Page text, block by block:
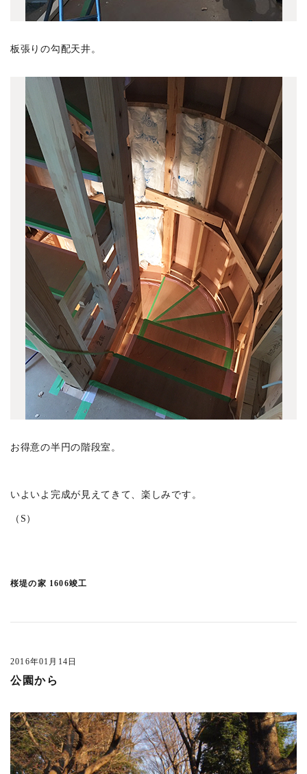
2017年の記事 (55)
2015年の記事 (46)
2013年の記事 (28)
2012年の記事 (27)
2011年の記事 (52)
2010年の記事 (44)
2009年の記事 (36)
板張りの勾配天井。
お得意の半円の階段室。
いよいよ完成が見えてきて、楽しみです。
（S）
桜堤の家 1606竣工
2016年01月14日
公園から